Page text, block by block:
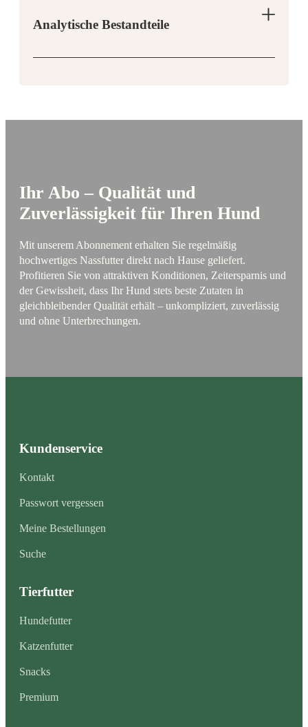
Analytische Bestandteile
Ihr Abo – Qualität und
Zuverlässigkeit für Ihren Hund
Mit unserem Abonnement erhalten Sie regelmäßig
hochwertiges Nassfutter direkt nach Hause geliefert.
Profitieren Sie von attraktiven Konditionen, Zeitersparnis und
der Gewissheit, dass Ihr Hund stets beste Zutaten in
gleichbleibender Qualität erhält – unkompliziert, zuverlässig
und ohne Unterbrechungen.
Kundenservice
Kontakt
Passwort vergessen
Meine Bestellungen
Suche
Tierfutter
Hundefutter
Katzenfutter
Snacks
Premium